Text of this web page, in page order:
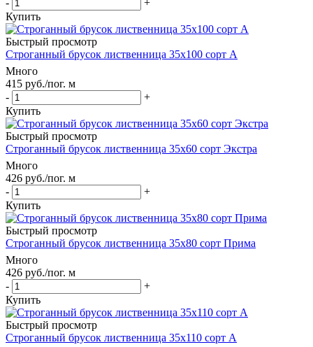
Купить
Быстрый просмотр
Строганный брусок лиственница 35х100 сорт А
Много
415 руб./пог. м
-
+
Купить
Быстрый просмотр
Строганный брусок лиственница 35х60 сорт Экстра
Много
426 руб./пог. м
-
+
Купить
Быстрый просмотр
Строганный брусок лиственница 35х80 сорт Прима
Много
426 руб./пог. м
-
+
Купить
Быстрый просмотр
Строганный брусок лиственница 35х110 сорт А